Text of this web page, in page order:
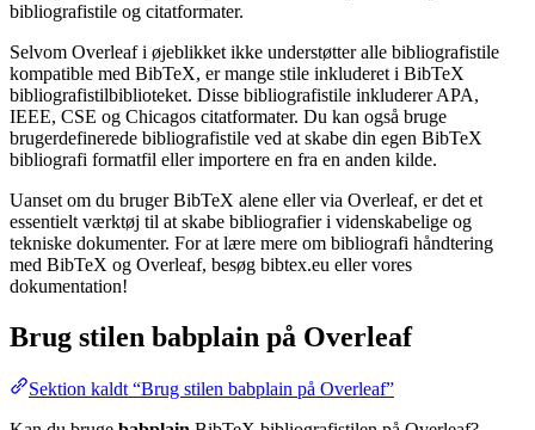
bibliografistile og citatformater.
Selvom Overleaf i øjeblikket ikke understøtter alle bibliografistile
kompatible med BibTeX, er mange stile inkluderet i BibTeX
bibliografistilbiblioteket. Disse bibliografistile inkluderer APA,
IEEE, CSE og Chicagos citatformater. Du kan også bruge
brugerdefinerede bibliografistile ved at skabe din egen BibTeX
bibliografi formatfil eller importere en fra en anden kilde.
Uanset om du bruger BibTeX alene eller via Overleaf, er det et
essentielt værktøj til at skabe bibliografier i videnskabelige og
tekniske dokumenter. For at lære mere om bibliografi håndtering
med BibTeX og Overleaf, besøg bibtex.eu eller vores
dokumentation!
Brug stilen babplain på Overleaf
Sektion kaldt “Brug stilen babplain på Overleaf”